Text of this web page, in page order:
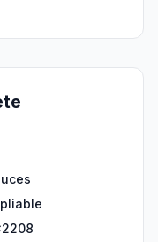
pliable